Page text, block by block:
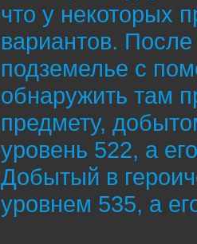
что у некоторых
вариантов.
подземелье с
обнаружить там
предмету,
уровень 522, а
Добытый в
уровнем 535, а